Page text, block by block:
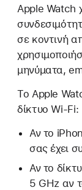
Apple Watch
σε κοντινή
μηνύματα,
Το Apple
δίκτυο Wi-Fi:
Αν το
σας έχει
Αν το
5 GHz αν